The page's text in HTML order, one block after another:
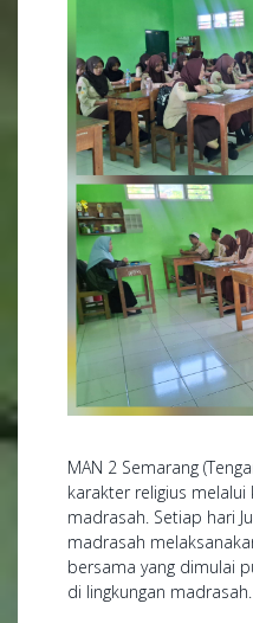
MAN 2 Semarang
karakter religius
madrasah. Setiap hari
madrasah
bersama yang dimulai
di lingkungan madrasah.